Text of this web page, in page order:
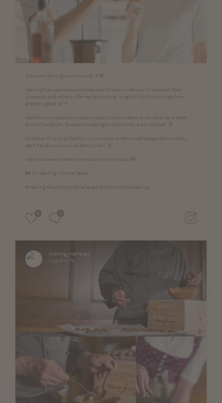
Discover Marling’s wine world 🍷🍇
Marling’s winegrowers and Merano Winery invite you to discover their
vineyards and cellars, offering fascinating insights into the journey from
grape to glass. 🌿🍷
Meet the winemakers, explore historic and modern wine cellars and taste
distinctive South Tyrolean wines right where they are produced. 🥂
Whether it's a small family-run winery or a renowned cooperative winery,
each has its own unique story to tell. ☺️
Have you ever joined a vineyard or winery tour?🍇
📸 TV Marling / Armin Terzer
#marling #southtyrol #marlengo #südtirol #winetasting
marling_marlengo
14 giorni fa